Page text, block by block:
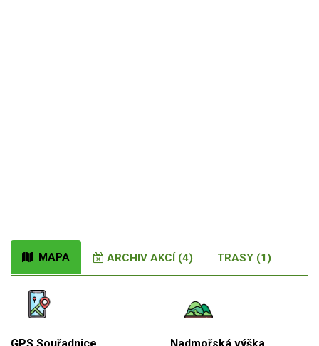
MAPA ARCHIV AKCÍ (4) TRASY (1)